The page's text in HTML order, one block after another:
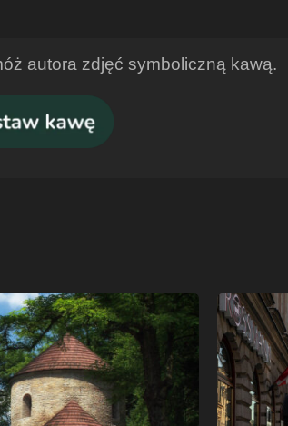
autora zdjęć symboliczną kawą.
Ulica
Głęboka
w
Cieszynie